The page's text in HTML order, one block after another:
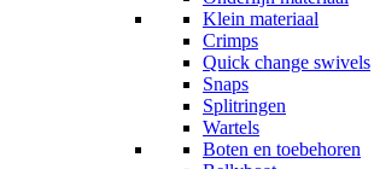
Klein materiaal
Crimps
Quick change swivels
Snaps
Splitringen
Wartels
Boten en toebehoren